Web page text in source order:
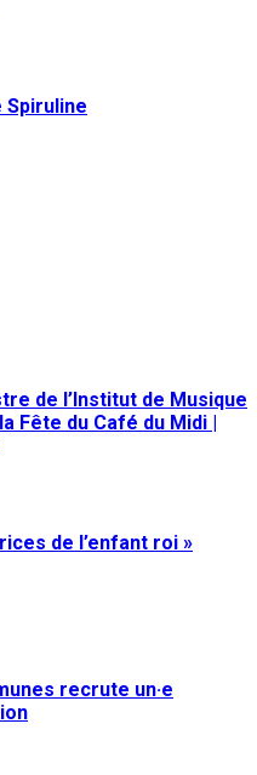
Spiruline
de l’Institut de Musique
Fête du Café du Midi |
de l’enfant roi »
recrute un·e